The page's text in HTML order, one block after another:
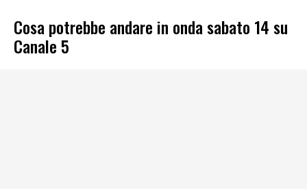
Cosa potrebbe andare in onda sabato 14 su
Canale 5